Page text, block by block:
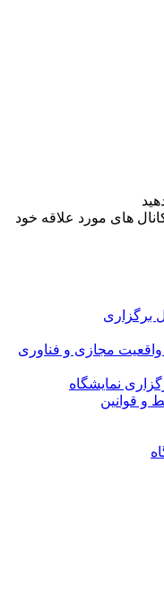
های مورد علاقه خود
برگزاری
واقعیت مجازی و فناوری
نمایشگاه
و قوانین